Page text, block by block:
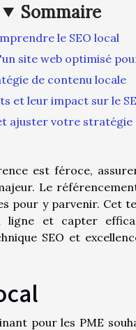
Sommaire
le SEO local
site web optimisé
de contenu locale
et leur impact sur le
ajuster votre stratégie
est féroce,
Le
pour y parvenir. Cet
et capter
SEO et
pour les PME